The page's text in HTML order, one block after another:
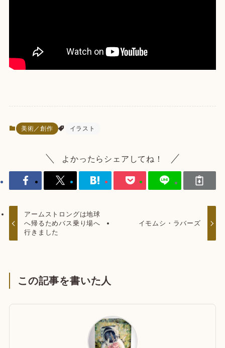
美術／創作 イラスト
よかったらシェアしてね！
アームストロングは地球
へ帰るためバス乗り場へ
行きました
イモムシ・ラバーズ
この記事を書いた人